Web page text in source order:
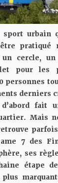
urbain
pratiqué
cercle,
pour les
personnes
derniers
fait
Mais
7 des
ses
étape